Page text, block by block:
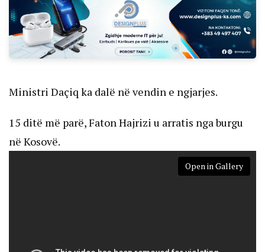
Ministri Daçiq ka dalë në vendin e ngjarjes.
15 ditë më parë, Faton Hajrizi u arratis nga burgu
në Kosovë.
Open in Gallery